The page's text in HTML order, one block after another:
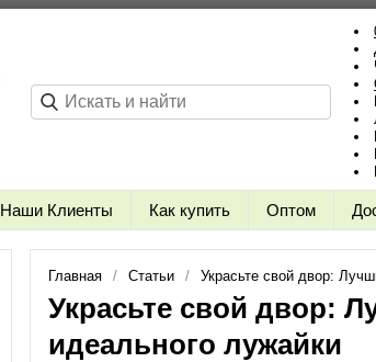
Наши Клиенты Как купить Оптом
Главная Статьи Украсьте свой двор:
Украсьте свой двор:
идеального лужайки